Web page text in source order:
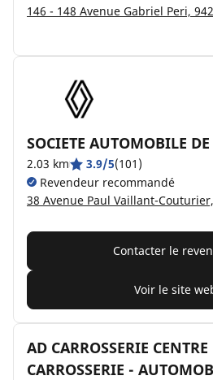
146 - 148 Avenue Gabriel Peri,
SOCIETE AUTOMOBILE
2.03 km 3.9/5(101)
Revendeur recommandé
38 Avenue Paul Vaillant-Couturier,
Contacter le
Voir le site
AD CARROSSERIE CENTRE
CARROSSERIE -